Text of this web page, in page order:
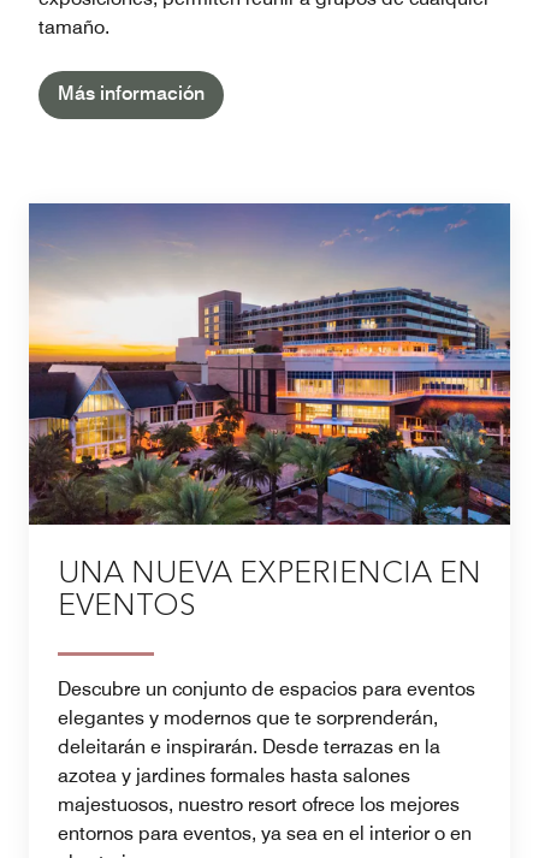
tamaño.
Más información
UNA NUEVA EXPERIENCIA EN
EVENTOS
Descubre un conjunto de espacios para eventos
elegantes y modernos que te sorprenderán,
deleitarán e inspirarán. Desde terrazas en la
azotea y jardines formales hasta salones
majestuosos, nuestro resort ofrece los mejores
entornos para eventos, ya sea en el interior o en